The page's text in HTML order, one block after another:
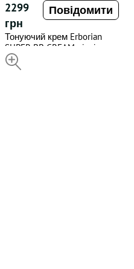
2299
грн
Повідомити
Тонуючий крем Erborian
SUPER BB CREAM відтінок
Clair 40 мл